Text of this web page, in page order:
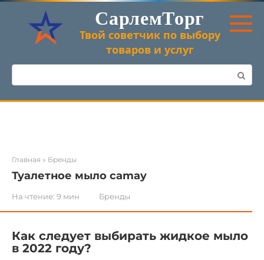
Перейти
контенту
СарлемТорг
Твой советчик по выбору
товаров и услуг
Поиск:
Главная » Бренды
Туалетное мыло camay
На чтение: 9 мин Бренды
Как следует выбирать жидкое мыло
в 2022 году?